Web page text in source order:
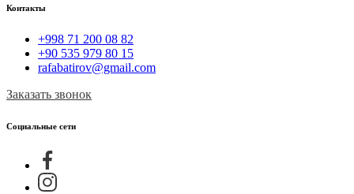
Контакты
+998 71 200 08 82
+90 535 979 80 15
rafabatirov@gmail.com
Заказать звонок
Социальные сети